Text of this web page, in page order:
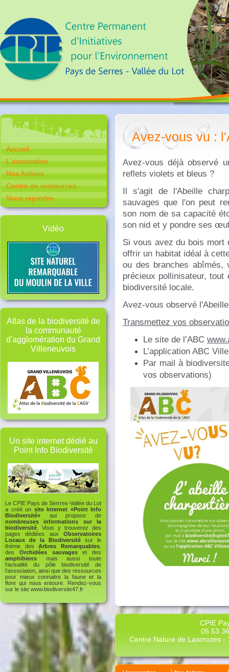
Accueil
L'association
Nos Actions
Centre de ressources
Nous rejoindre
Vidéo
Atlas de la biodiversité de
la communauté
d'agglomération du Grand
Villeneuvois
Un site internet dédié au
Point Info Biodiversité
Le CPIE Pays de Serrres-Vallée du Lot
a créé un site Internet «Point Info
Biodiversité» qui propose de
nombreuses informations sur la
biodiversité . Vous y trouverez des
pages dédiées aux Observatoires
Locaux de la Biodiversité sur le
thème desArbres Remarquables
des Orchidées sauvageset des
amphibiens mais aussi toute
l'actualité du pôle biodiversité de
l'association, ainsi que des ressources
pour mieux connaitre la faune et la
flore qui nous entoure. Rendez-vous
sur le site www.biodiversite47.fr
Avez-vous vu :
Avez-vous déjà observé
reflets violets et bleus ?
Il s'agit de l'Abeille
sauvages que l'on peut
son nom de sa capacité
son nid et y pondre ses
Si vous avez du bois mort
offrir un habitat idéal à
ou des branches abîmés,
précieux pollinisateur,
biodiversité locale.
Avez-vous observé
Transmettez vos
Le site de l’ABC
L’application ABC
Par mail à
vos observations)
CPIE
05 53
Centre Nature de Lascrozes -